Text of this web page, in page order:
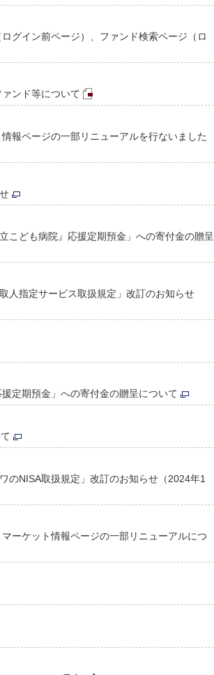
グイン前ページ）、ファンド検索ページ（ロ
ンド等について
報ページの一部リニューアルを行ないました
ども病院』応援定期預金」への寄付金の贈呈
人指定サービス取扱規定」改訂のお知らせ
定期預金」への寄付金の贈呈について
のNISA取扱規定」改訂のお知らせ（2024年1
ーケット情報ページの一部リニューアルにつ